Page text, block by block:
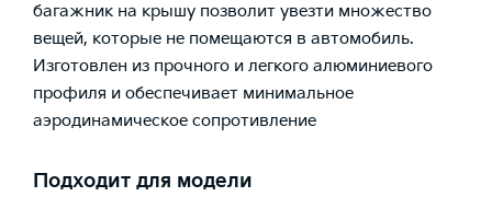
багажник на крышу позволит увезти множество
вещей, которые не помещаются в автомобиль.
Изготовлен из прочного и легкого алюминиевого
профиля и обеспечивает минимальное
аэродинамическое сопротивление
Подходит для модели